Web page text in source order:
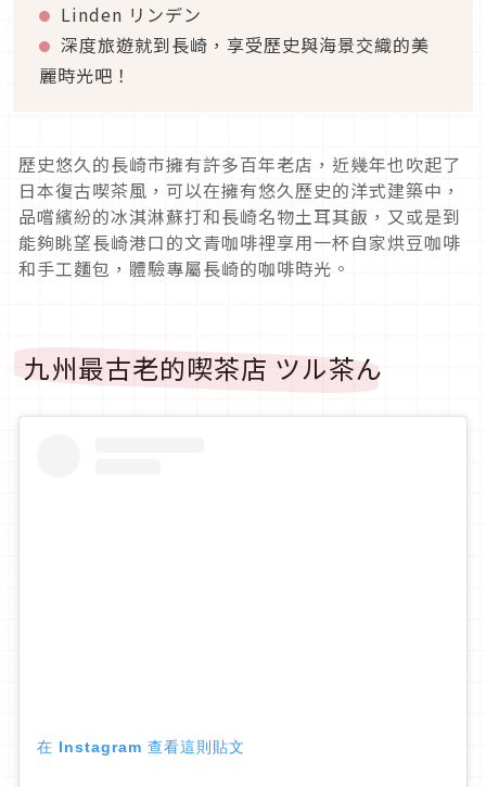
Linden リンデン
深度旅遊就到長崎，享受歷史與海景交織的美
麗時光吧！
歷史悠久的長崎市擁有許多百年老店，近幾年也吹起了
日本復古喫茶風，可以在擁有悠久歷史的洋式建築中，
品嚐繽紛的冰淇淋蘇打和長崎名物土耳其飯，又或是到
能夠眺望長崎港口的文青咖啡裡享用一杯自家烘豆咖啡
和手工麵包，體驗專屬長崎的咖啡時光。
九州最古老的喫茶店 ツル茶ん
在 Instagram 查看這則貼文